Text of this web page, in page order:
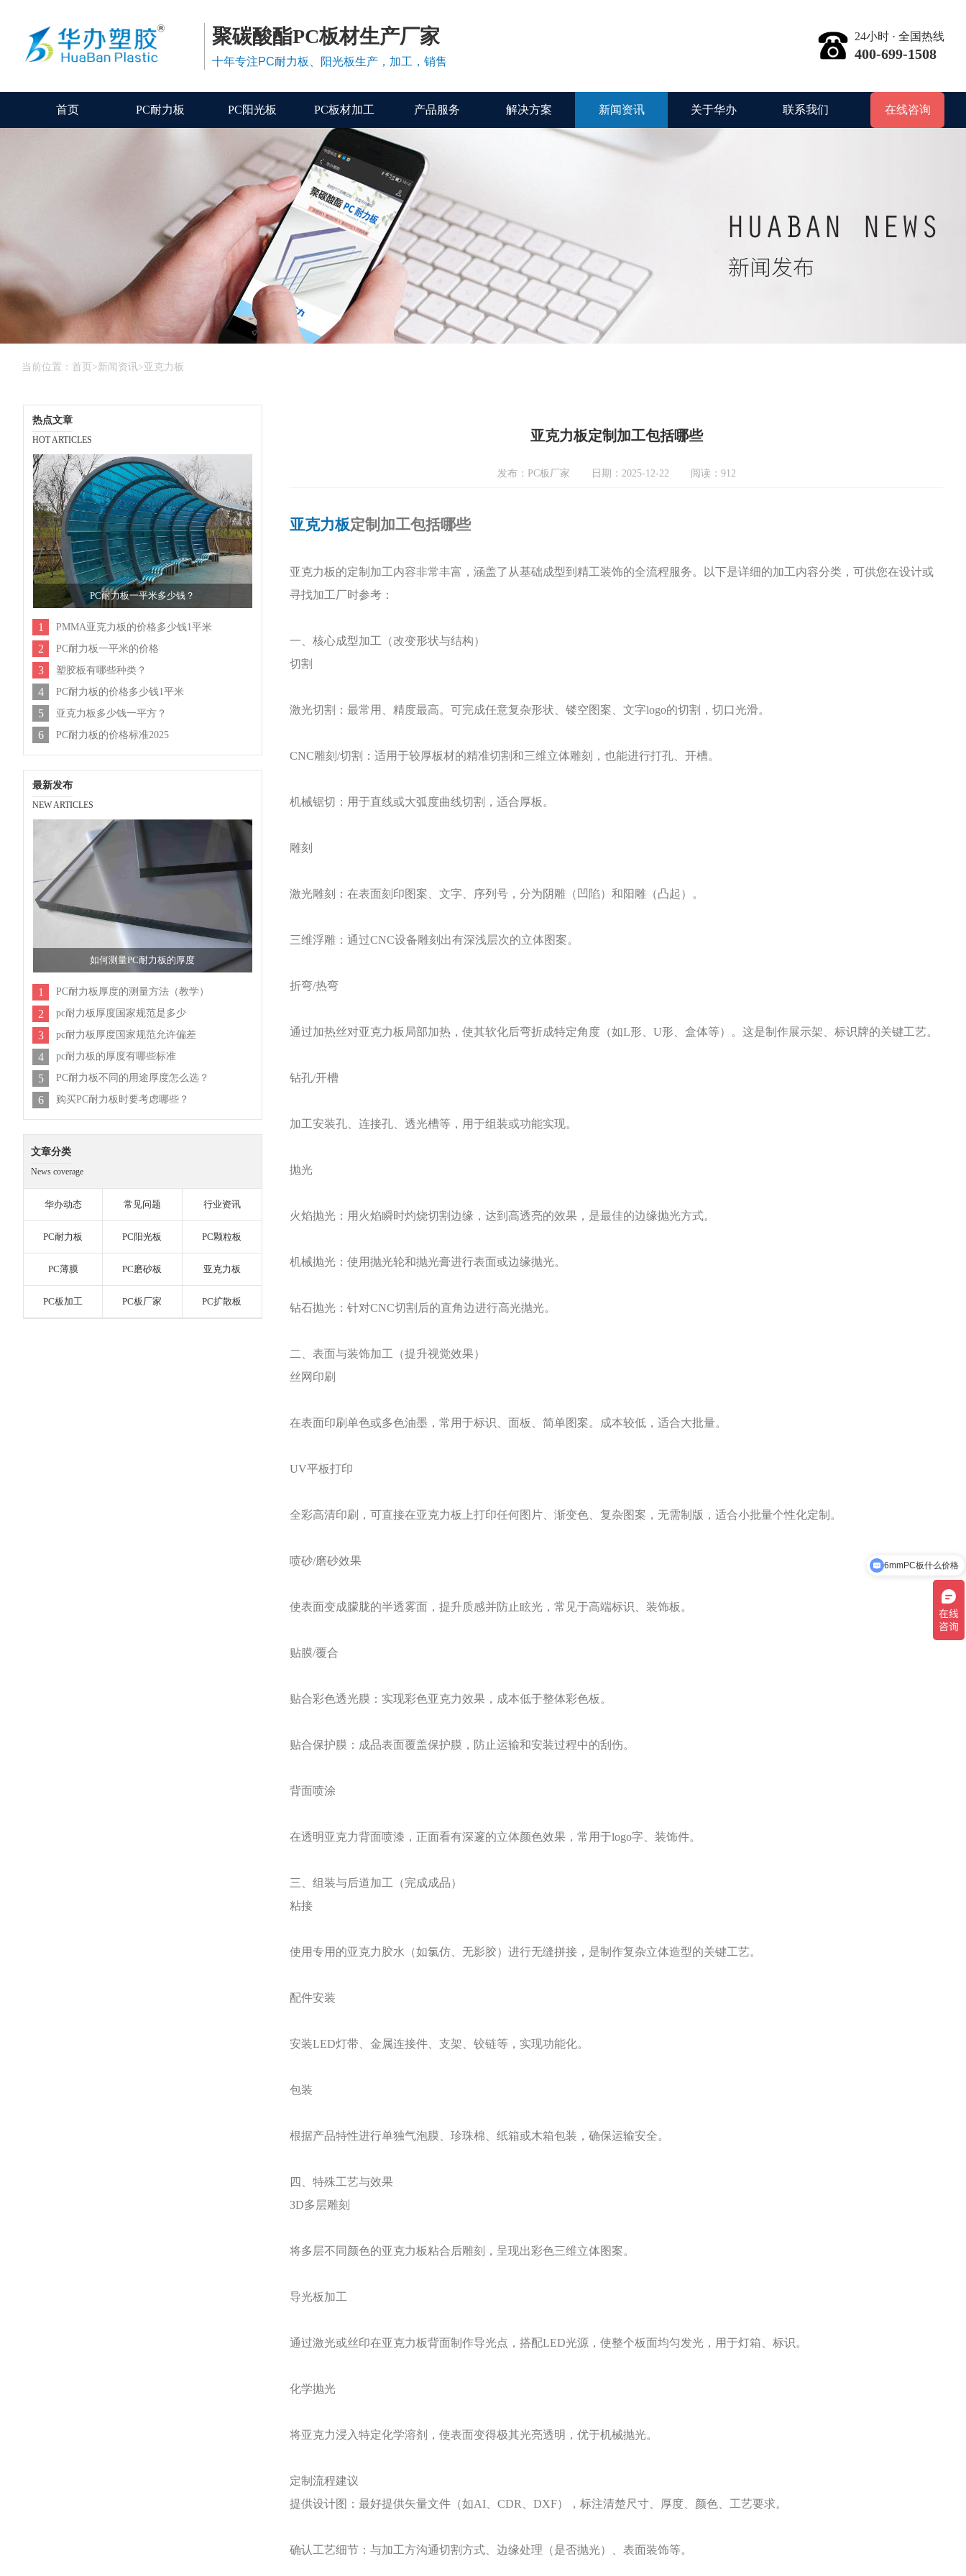
聚碳酸酯PC板材生产厂家
十年专注PC耐力板、阳光板生产，加工，销售
24小时 · 全国热线
400-699-1508
首页 PC耐力板 PC阳光板 PC板材加工 产品服务 解决方案 新闻资讯 关于华办 联系我们 在线咨询
当前位置： 首页 >新闻资讯>亚克力板
亚克力板定制加工包括哪些
发布：PC板厂家 日期：2025-12-22 阅读：912
亚克力板定制加工包括哪些
亚克力板的定制加工内容非常丰富，涵盖了从基础成型到精工装饰的全流程服务。以下是详细的加工内容分类，可供您在设计或
寻找加工厂时参考：
一、核心成型加工（改变形状与结构）
切割
激光切割：最常用、精度最高。可完成任意复杂形状、镂空图案、文字logo的切割，切口光滑。
CNC雕刻/切割：适用于较厚板材的精准切割和三维立体雕刻，也能进行打孔、开槽。
机械锯切：用于直线或大弧度曲线切割，适合厚板。
雕刻
激光雕刻：在表面刻印图案、文字、序列号，分为阴雕（凹陷）和阳雕（凸起）。
三维浮雕：通过CNC设备雕刻出有深浅层次的立体图案。
折弯/热弯
通过加热丝对亚克力板局部加热，使其软化后弯折成特定角度（如L形、U形、盒体等）。这是制作展示架、标识牌的关键工艺。
钻孔/开槽
加工安装孔、连接孔、透光槽等，用于组装或功能实现。
抛光
火焰抛光：用火焰瞬时灼烧切割边缘，达到高透亮的效果，是最佳的边缘抛光方式。
机械抛光：使用抛光轮和抛光膏进行表面或边缘抛光。
钻石抛光：针对CNC切割后的直角边进行高光抛光。
二、表面与装饰加工（提升视觉效果）
丝网印刷
在表面印刷单色或多色油墨，常用于标识、面板、简单图案。成本较低，适合大批量。
UV平板打印
全彩高清印刷，可直接在亚克力板上打印任何图片、渐变色、复杂图案，无需制版，适合小批量个性化定制。
喷砂/磨砂效果
使表面变成朦胧的半透雾面，提升质感并防止眩光，常见于高端标识、装饰板。
贴膜/覆合
贴合彩色透光膜：实现彩色亚克力效果，成本低于整体彩色板。
贴合保护膜：成品表面覆盖保护膜，防止运输和安装过程中的刮伤。
背面喷涂
在透明亚克力背面喷漆，正面看有深邃的立体颜色效果，常用于logo字、装饰件。
三、组装与后道加工（完成成品）
粘接
使用专用的亚克力胶水（如氯仿、无影胶）进行无缝拼接，是制作复杂立体造型的关键工艺。
配件安装
安装LED灯带、金属连接件、支架、铰链等，实现功能化。
包装
根据产品特性进行单独气泡膜、珍珠棉、纸箱或木箱包装，确保运输安全。
四、特殊工艺与效果
3D多层雕刻
将多层不同颜色的亚克力板粘合后雕刻，呈现出彩色三维立体图案。
导光板加工
通过激光或丝印在亚克力板背面制作导光点，搭配LED光源，使整个板面均匀发光，用于灯箱、标识。
化学抛光
将亚克力浸入特定化学溶剂，使表面变得极其光亮透明，优于机械抛光。
定制流程建议
提供设计图：最好提供矢量文件（如AI、CDR、DXF），标注清楚尺寸、厚度、颜色、工艺要求。
确认工艺细节：与加工方沟通切割方式、边缘处理（是否抛光）、表面装饰等。
热点文章
HOT ARTICLES
PC耐力板一平米多少钱？
1 PMMA亚克力板的价格多少钱1平米
2 PC耐力板一平米的价格
3 塑胶板有哪些种类？
4 PC耐力板的价格多少钱1平米
5 亚克力板多少钱一平方？
6 PC耐力板的价格标准2025
最新发布
NEW ARTICLES
如何测量PC耐力板的厚度
1 PC耐力板厚度的测量方法（教学）
2 pc耐力板厚度国家规范是多少
3 pc耐力板厚度国家规范允许偏差
4 pc耐力板的厚度有哪些标准
5 PC耐力板不同的用途厚度怎么选？
6 购买PC耐力板时要考虑哪些？
文章分类
News coverage
华办动态 常见问题 行业资讯
PC耐力板 PC阳光板 PC颗粒板
PC薄膜 PC磨砂板 亚克力板
PC板加工 PC板厂家 PC扩散板
6mmPC板什么价格
现在有优惠活动吗